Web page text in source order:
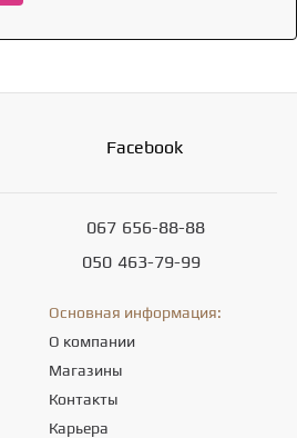
Facebook
067 656-88-88
050 463-79-99
Основная информация:
О компании
Магазины
Контакты
Карьера